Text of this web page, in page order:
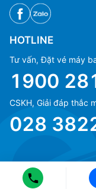
HOTLINE
Tư vấn, Đặt vé máy
1900
CSKH, Giải đáp thắc
028
© Copyright 2018